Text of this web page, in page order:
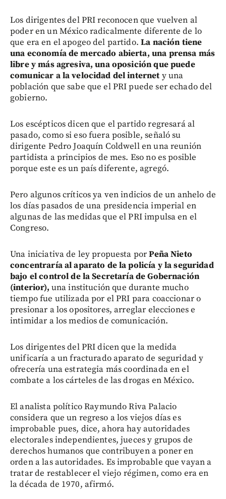
Los dirigentes del PRI reconocen que vuelven al
poder en un México radicalmente diferente de lo
que era en el apogeo del partido. La nación tiene
una economía de mercado abierta, una prensa más
libre y más agresiva, una oposición que puede
comunicar a la velocidad del internet y una
población que sabe que el PRI puede ser echado del
gobierno.
Los escépticos dicen que el partido regresará al
pasado, como si eso fuera posible, señaló su
dirigente Pedro Joaquín Coldwell en una reunión
partidista a principios de mes. Eso no es posible
porque este es un país diferente, agregó.
Pero algunos críticos ya ven indicios de un anhelo de
los días pasados de una presidencia imperial en
algunas de las medidas que el PRI impulsa en el
Congreso.
Una iniciativa de ley propuesta porPeña Nieto
concentraría al aparato de la policía y la seguridad
bajo el control de la Secretaría de Gobernación
(interior), una institución que durante mucho
tiempo fue utilizada por el PRI para coaccionar o
presionar a los opositores, arreglar elecciones e
intimidar a los medios de comunicación.
Los dirigentes del PRI dicen que la medida
unificaría a un fracturado aparato de seguridad y
ofrecería una estrategia más coordinada en el
combate a los cárteles de las drogas en México.
El analista político Raymundo Riva Palacio
considera que un regreso a los viejos días es
improbable pues, dice, ahora hay autoridades
electorales independientes, jueces y grupos de
derechos humanos que contribuyen a poner en
orden a las autoridades. Es improbable que vayan a
tratar de restablecer el viejo régimen, como era en
la década de 1970, afirmó.